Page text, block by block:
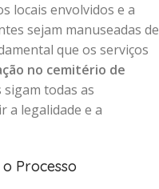
locais envolvidos e a
sejam manuseadas de
que os serviços
no cemitério de
todas as
a legalidade e a
Processo